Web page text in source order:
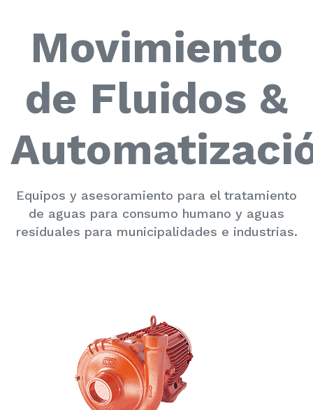
Movimiento
de Fluidos &
Equipos y asesoramiento para el tratamiento
de aguas para consumo humano y aguas
residuales para municipalidades e industrias.